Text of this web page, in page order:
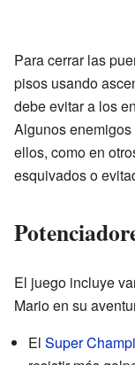
Para cerrar las
pisos usando
debe evitar a los
Algunos
ellos, como en
esquivados o
El juego incluye
Mario en su
El Super